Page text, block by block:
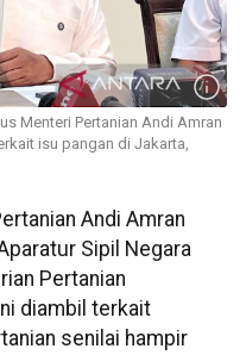
Menteri Pertanian Andi Amran
isu pangan di Jakarta,
Andi Amran
Sipil Negara
Pertanian
diambil terkait
senilai hampir